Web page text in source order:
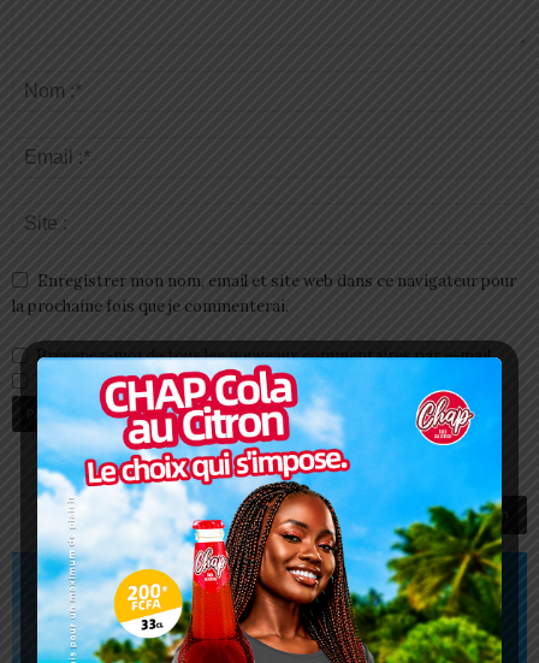
Enregistrer mon nom, email et site web dans ce navigateur pour
la prochaine fois que je commenterai.
Prévenez-moi de tous les nouveaux commentaires par e-mail.
Prévenez-moi de tous les nouveaux articles par e-mail.